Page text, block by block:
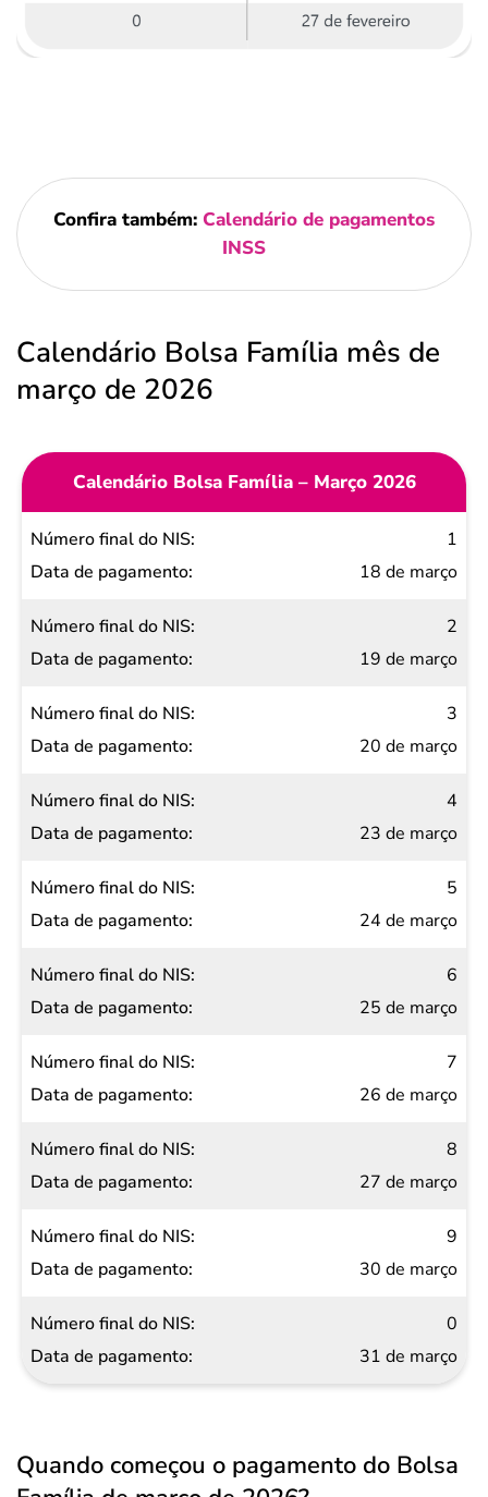
Confira também: Calendário de pagamentos
INSS
Calendário Bolsa Família mês de
março de 2026
Calendário Bolsa Família – Março 2026
Número
final do
Data de
pagamento
1
18 de março
2
19 de março
3
20 de março
4
23 de março
5
24 de março
6
25 de março
7
26 de março
8
27 de março
9
30 de março
0
31 de março
Quando começou o pagamento do Bolsa